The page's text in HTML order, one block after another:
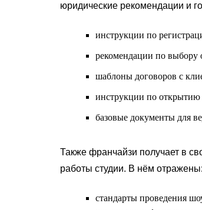
юридические рекомендации и
инструкции по
рекомендации по выбору
шаблоны договоров с
инструкции по открытию
базовые документы для
Также франчайзи получает в
работы студии. В нём отражены:
стандарты проведения